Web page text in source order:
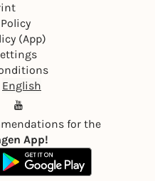
(App)
English
for the
App!